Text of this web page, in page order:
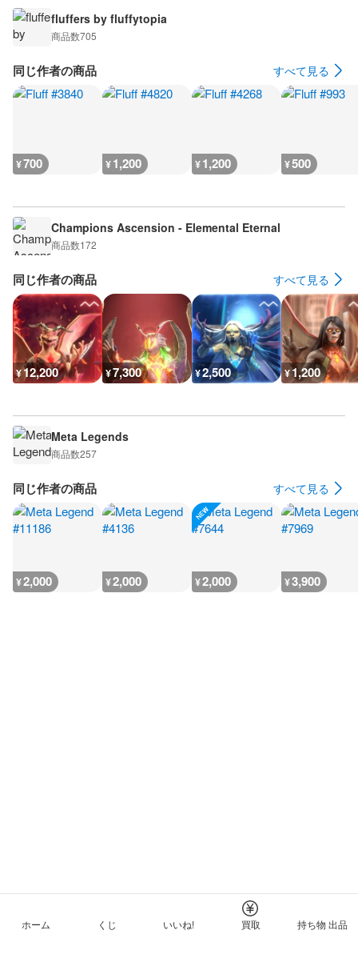
fluffers by fluffytopia
商品数705
同じ作者の商品 すべて見る
¥700 ¥1,200 ¥1,200 ¥500
Champions Ascension - Elemental Eternal
商品数172
同じ作者の商品 すべて見る
¥12,200 ¥7,300 ¥2,500 ¥1,200
Meta Legends
商品数257
同じ作者の商品 すべて見る
¥2,000 ¥2,000 ¥2,000 ¥3,900
ホーム くじ いいね! 買取 持ち物 出品